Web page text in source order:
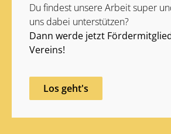
Du findest unsere Arbeit super
uns dabei unterstützen?
Dann werde jetzt
Vereins!
Los geht's